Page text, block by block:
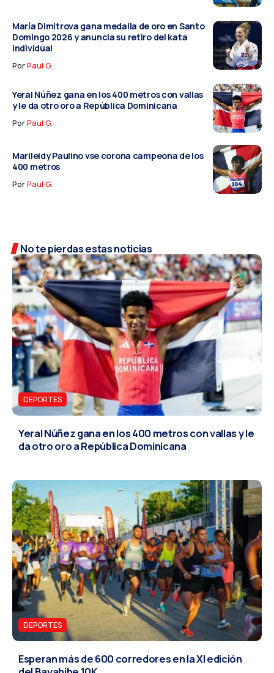
María Dimitrova gana medalla de oro en Santo
Domingo 2026 y anuncia su retiro del kata
individual
PorPaul G.
Yeral Núñez gana en los 400 metros con vallas
y le da otro oro a República Dominicana
PorPaul G.
Marileidy Paulino vse corona campeona de los
400 metros
PorPaul G.
No te pierdas estas noticias
DEPORTES
Yeral Núñez gana en los 400 metros con vallas y le
da otro oro a República Dominicana
DEPORTES
Esperan más de 600 corredores en la XI edición